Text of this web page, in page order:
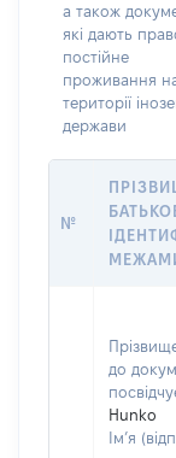
а також
які дають
постійне
проживання
території
держави
№
до
Hunko
Ім’я